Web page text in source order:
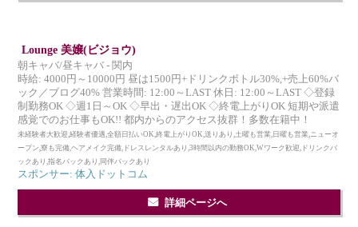
Lounge 美嬢(ビジョウ)
朝キャバ/昼キャバ - 関内
時給: 4000円～10000円 昼は1500円+ドリンクボトル30%,+売上60%バ
ック／ブログ40% 営業時間: 12:00～LAST 休日: 12:00～LAST ◇登録
制勤務OK ◇週1日～OK ◇早出・遅出OK ◇終電上がりOK 短期や派遣
感覚でのお仕事もOK!! 都内からのアクセス抜群！多数在籍中！
未経験者大歓迎,経験者優遇,全額日払いOK,終電上がりOK,送りあり,土曜も営業,日曜も営業,ニューオ
ープン,寮も完備,ヘアメイク完備,ドレスレンタルあり,3時間以内の勤務OK,Wワーク歓迎,ドリンクバ
ックあり,指名バックあり,同伴バックあり
スポンサー: 体入ドットコム
詳細ページへ